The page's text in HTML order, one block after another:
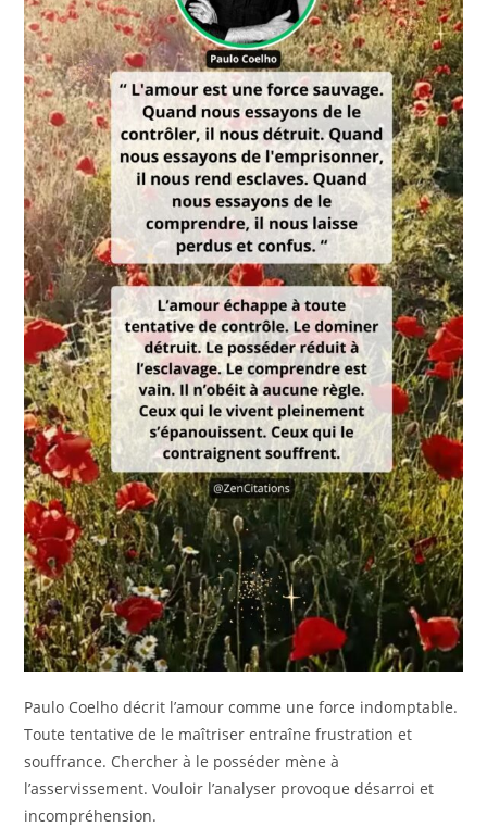
Paulo Coelho décrit l’amour comme une force indomptable.
Toute tentative de le maîtriser entraîne frustration et
souffrance. Chercher à le posséder mène à
l’asservissement. Vouloir l’analyser provoque désarroi et
incompréhension.